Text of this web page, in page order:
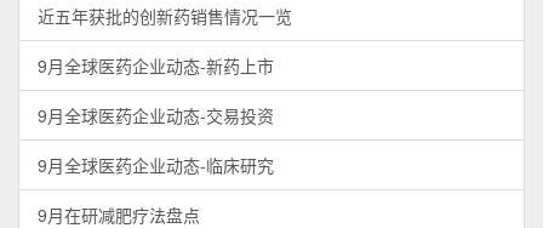
近五年获批的创新药销售情况一览
9月全球医药企业动态-新药上市
9月全球医药企业动态-交易投资
9月全球医药企业动态-临床研究
9月在研减肥疗法盘点